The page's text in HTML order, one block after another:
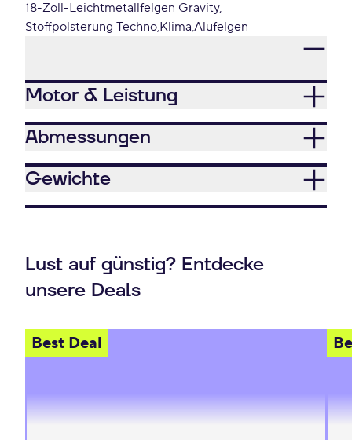
18-Zoll-Leichtmetallfelgen Gravity
Stoffpolsterung Techno Klima Alufelgen
Motor & Leistung
Abmessungen
Gewichte
Lust auf günstig? Entdecke
unsere Deals
Best Deal